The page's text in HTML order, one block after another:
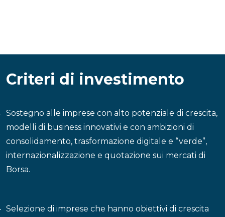
Criteri di investimento
Sostegno alle imprese con alto potenziale di crescita,
modelli di business innovativi e con ambizioni di
consolidamento, trasformazione digitale e “verde”,
internazionalizzazione e quotazione sui mercati di
Borsa.
Selezione di imprese che hanno obiettivi di crescita